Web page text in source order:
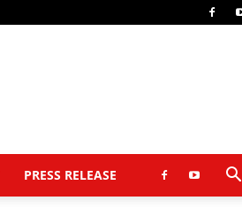
PRESS RELEASE